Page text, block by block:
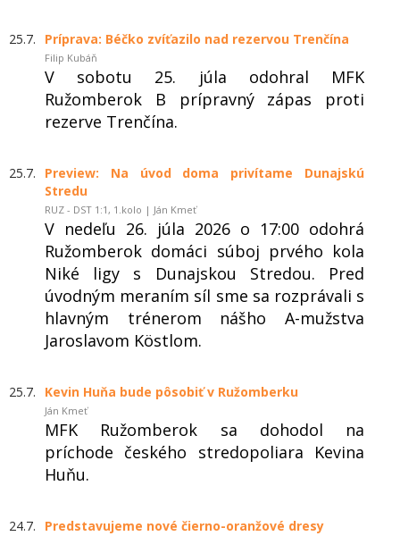
25.7. Príprava: Béčko zvíťazilo nad rezervou Trenčína
Filip Kubáň
V sobotu 25. júla odohral MFK
Ružomberok B prípravný zápas proti
rezerve Trenčína.
25.7.
Preview: Na úvod doma privítame Dunajskú
Stredu
RUZ - DST 1:1, 1.kolo | Ján Kmeť
V nedeľu 26. júla 2026 o 17:00 odohrá
Ružomberok domáci súboj prvého kola
Niké ligy s Dunajskou Stredou. Pred
úvodným meraním síl sme sa rozprávali s
hlavným trénerom nášho A-mužstva
Jaroslavom Köstlom.
25.7. Kevin Huňa bude pôsobiť v Ružomberku
Ján Kmeť
MFK Ružomberok sa dohodol na
príchode českého stredopoliara Kevina
Huňu.
24.7. Predstavujeme nové čierno-oranžové dresy